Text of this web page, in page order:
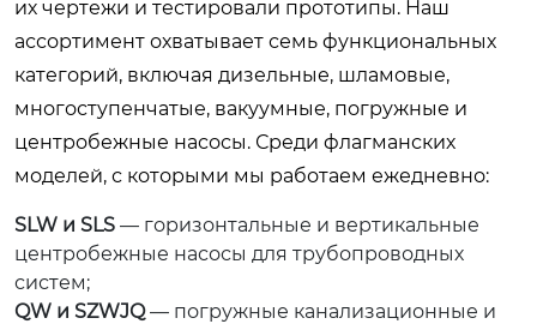
их чертежи и тестировали прототипы. Наш
ассортимент охватывает семь функциональных
категорий, включая дизельные, шламовые,
многоступенчатые, вакуумные, погружные и
центробежные насосы. Среди флагманских
моделей, с которыми мы работаем ежедневно:
SLW и SLS — горизонтальные и вертикальные
центробежные насосы для трубопроводных
систем;
QW и SZWJQ— погружные канализационные и